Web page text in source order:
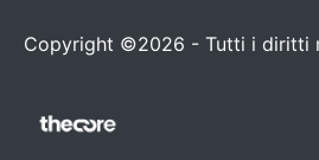
Copyright ©2026 - Tutti i diritti